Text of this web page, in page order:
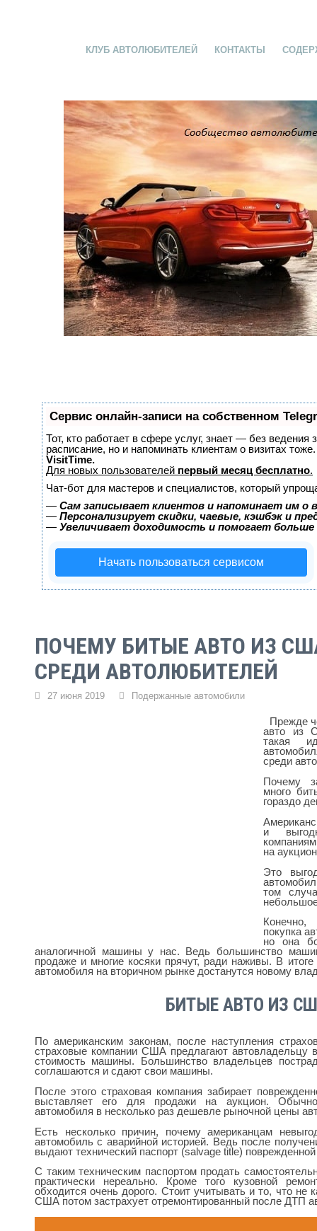
КЛУБ АВТОЛЮБИТЕЛЕЙ КОНТАКТЫ
Сервис онлайн-записи на собственном
Тот, кто работает в сфере услуг, знает — без
расписание, но и напоминать клиентам о визитах
VisitTime.
Для новых пользователей первый месяц бесплатно.
Чат-бот для мастеров и специалистов, который
— Сам записывает клиентов и напоминает им о
— Персонализирует скидки, чаевые, кэшбэк и
— Увеличивает доходимость и помогает
Начать пользоваться сервисом
ПОЧЕМУ БИТЫЕ АВТО ИЗ
СРЕДИ АВТОЛЮБИТЕЛЕЙ
27 июня 2019 Подержанные автомобили
Прежде
авто из
такая
среди
Почему
много
гораздо
и
на
Это
том
покупка
но она
аналогичной машины у нас. Ведь большинство
продаже и многие косяки прячут, ради наживы. В итоге
автомобиля на вторичном рынке достанутся новому
БИТЫЕ АВТО ИЗ
По американским законам, после наступления
страховые компании США предлагают автовладельцу
стоимость машины. Большинство владельцев
соглашаются и сдают свои машины.
После этого страховая компания забирает
выставляет его для продажи на аукцион. Обычно
автомобиля в несколько раз дешевле рыночной цены
Есть несколько причин, почему американцам
автомобиль с аварийной историей. Ведь после
выдают технический паспорт (salvage title)
С таким техническим паспортом продать
практически нереально. Кроме того кузовной
обходится очень дорого. Стоит учитывать и то, что не
США потом застрахует отремонтированный после ДТП